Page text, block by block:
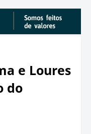
e Loures
do